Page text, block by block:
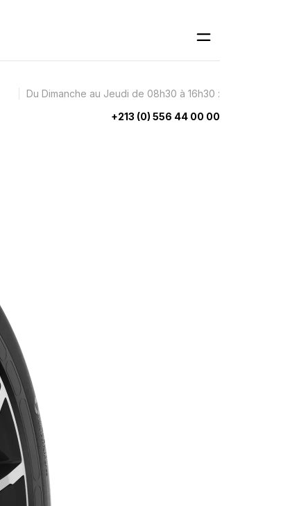
Du Dimanche au Jeudi de 08h30 à 16h30 :
+213 (0) 556 44 00 00